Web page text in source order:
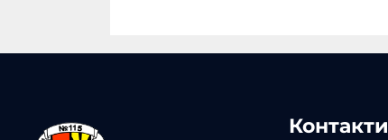
Контакти